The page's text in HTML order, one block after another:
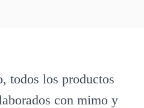
todos los productos
con mimo y